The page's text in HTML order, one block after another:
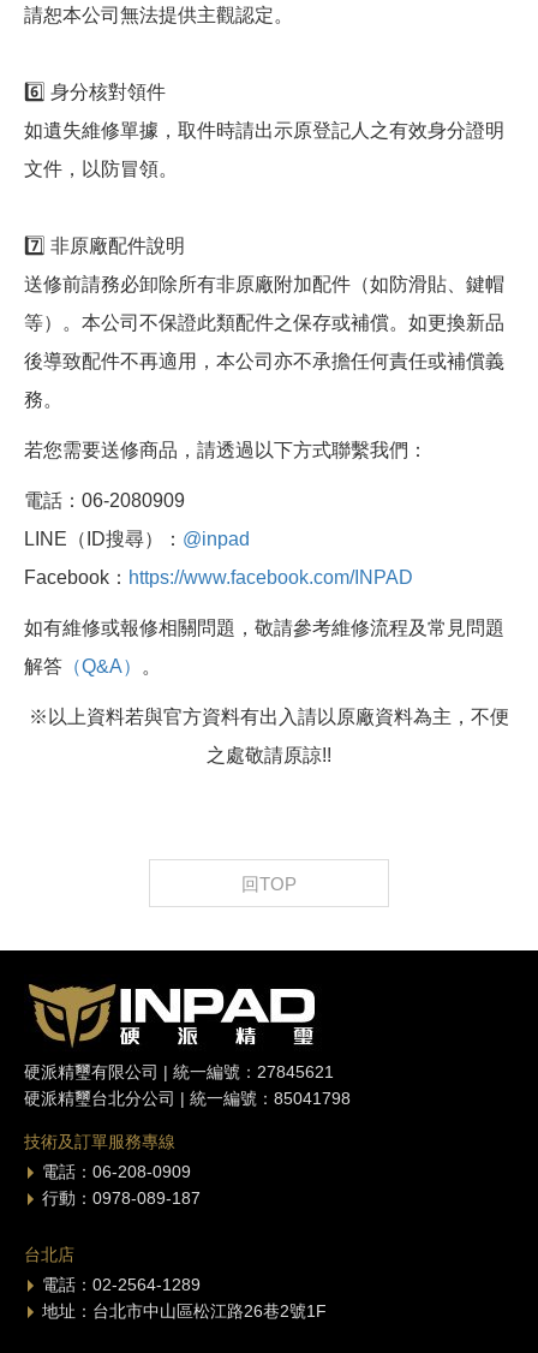
請恕本公司無法提供主觀認定。
6️⃣ 身分核對領件
如遺失維修單據，取件時請出示原登記人之有效身分證明
文件，以防冒領。
7️⃣ 非原廠配件說明
送修前請務必卸除所有非原廠附加配件（如防滑貼、鍵帽
等）。本公司不保證此類配件之保存或補償。如更換新品
後導致配件不再適用，本公司亦不承擔任何責任或補償義
務。
若您需要送修商品，請透過以下方式聯繫我們：
電話：06-2080909
LINE（ID搜尋）： @inpad
Facebook： https://www.facebook.com/INPAD
如有維修或報修相關問題，敬請參考維修流程及常見問題
解答 （Q&A） 。
※以上資料若與官方資料有出入請以原廠資料為主，不便
之處敬請原諒!!
回TOP
硬派精璽有限公司 | 統一編號：27845621
硬派精璽台北分公司 | 統一編號：85041798
技術及訂單服務專線
電話：06-208-0909
行動：0978-089-187
台北店
電話：02-2564-1289
地址：台北市中山區松江路26巷2號1F